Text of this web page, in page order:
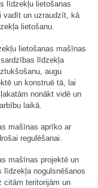
līdzekļu lietošanas
vadīt un uzraudzīt, kā
lietošanu.
lietošanas mašīnas
līdzekļa
augu
un konstruē tā, lai
nonākt vidē un
laikā.
mašīnas aprīko ar
regulēšanai.
mašīnas projektē un
līdzekļa nogulsnēšanos
citām teritorijām un